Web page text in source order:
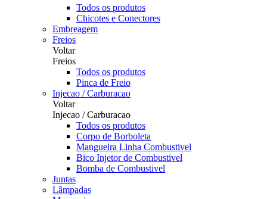
Todos os produtos
Chicotes e Conectores
Embreagem
Freios
Voltar
Freios
Todos os produtos
Pinca de Freio
Injecao / Carburacao
Voltar
Injecao / Carburacao
Todos os produtos
Corpo de Borboleta
Mangueira Linha Combustivel
Bico Injetor de Combustivel
Bomba de Combustivel
Juntas
Lâmpadas